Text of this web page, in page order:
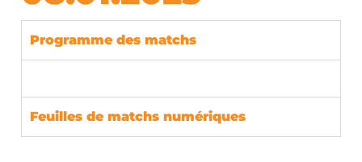
Programme des matchs
Feuilles de matchs numériques